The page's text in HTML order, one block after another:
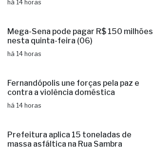
há 14 horas
Mega-Sena pode pagar R$ 150 milhões
nesta quinta-feira (06)
há 14 horas
Fernandópolis une forças pela paz e
contra a violência doméstica
há 14 horas
Prefeitura aplica 15 toneladas de
massa asfáltica na Rua Sambra